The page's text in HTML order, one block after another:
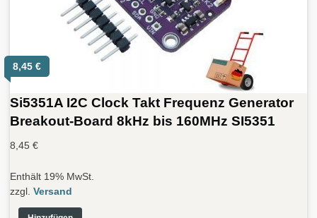
8,45 €
Si5351A I2C Clock Takt Frequenz Generator
Breakout-Board 8kHz bis 160MHz SI5351
8,45 €
Enthält 19% MwSt.
zzgl. Versand